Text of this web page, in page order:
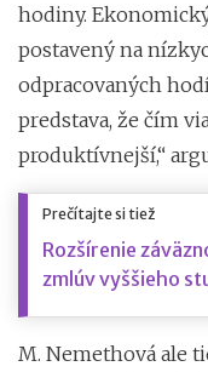
hodiny.
postavený na
odpracovaných
predstava, že čím
produktívnejší,“
Prečítajte si tiež
Rozšírenie
zmlúv vyššieho
M. Nemethová ale